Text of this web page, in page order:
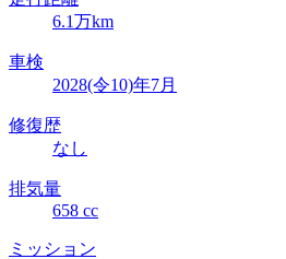
6.1万km
車検
2028(令10)年7月
修復歴
なし
排気量
658 cc
ミッション